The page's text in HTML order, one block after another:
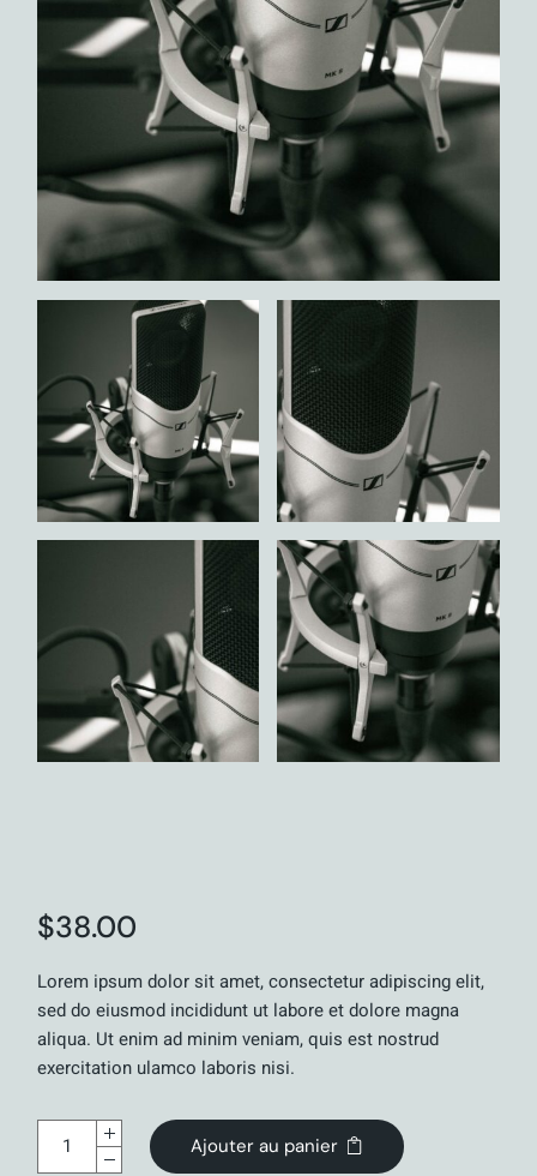
$38.00
Lorem ipsum dolor sit amet, consectetur adipiscing elit,
sed do eiusmod incididunt ut labore et dolore magna
aliqua. Ut enim ad minim veniam, quis est nostrud
exercitation ulamco laboris nisi.
Ajouter au panier